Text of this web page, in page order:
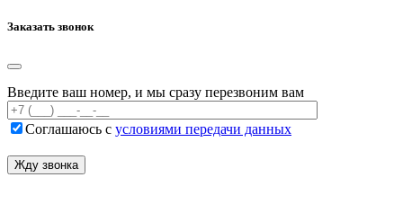
Заказать звонок
Введите ваш номер, и мы сразу перезвоним вам
Соглашаюсь с условиями передачи данных